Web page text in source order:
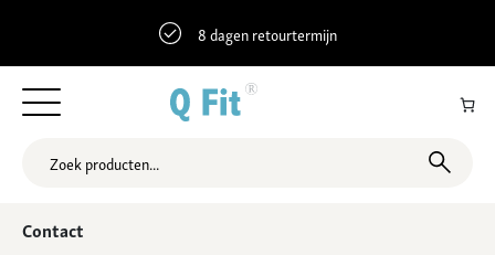
8 dagen retourtermijn
51.9325919 6.3476364 Hoofdstraat 41, Gaanderen, Nederland
Contact